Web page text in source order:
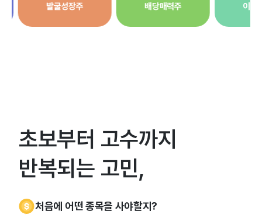
초보부터 고수까지
반복되는 고민,
처음에 어떤 종목을 사야할지?